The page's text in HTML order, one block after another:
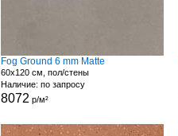
Fog Ground 6 mm Matte
60x120 см, пол/стены
Наличие: по запросу
8072 р/м²